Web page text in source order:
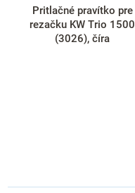
Pritlačné pravítko pre
rezačku KW Trio 1500
(3026), číra